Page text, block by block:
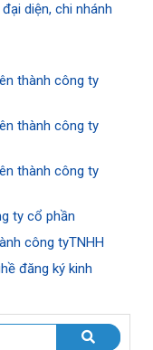
diện, chi nhánh
thành công ty
thành công ty
thành công ty
ty cổ phần
công tyTNHH
đăng ký kinh